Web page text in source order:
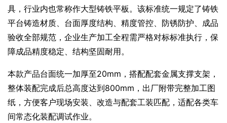
具，行业内也常称作大型铸铁平板。该标准统一规定了铸铁
平台铸造材质、台面厚度结构、精度管控、防锈防护、成品
验收全部规范，企业生产加工全程需严格对标标准执行，保
障成品精度稳定、结构坚固耐用。
本款产品台面统一加厚至20mm，搭配配套金属支撑支架，
整体装配完成后总高度达到800mm，出厂附带完整加工图
纸，方便客户现场安装、改造与配套工装匹配，适配各类车
间常态化装配调试作业。